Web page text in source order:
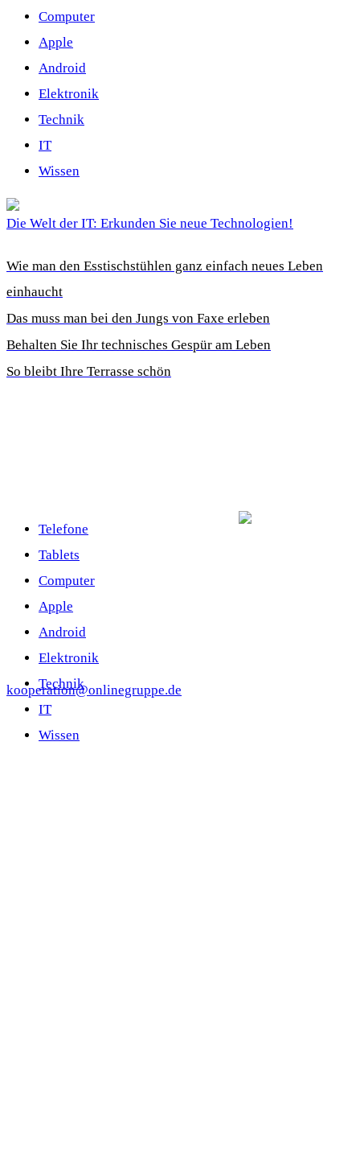
Computer
Apple
Android
Elektronik
Technik
IT
Wissen
Die Welt der IT: Erkunden Sie neue Technologien!
Wie man den Esstischstühlen ganz einfach neues Leben
einhaucht
Das muss man bei den Jungs von Faxe erleben
Behalten Sie Ihr technisches Gespür am Leben
So bleibt Ihre Terrasse schön
Telefone
Tablets
Computer
Apple
Android
Elektronik
Technik
IT
Wissen
kooperation@onlinegruppe.de